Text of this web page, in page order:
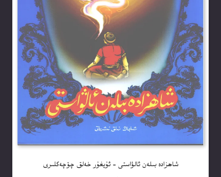
شاھزادە بىلەن ئالۋاستى – ئۇيغۇر خەلق چۆچەكلىرى